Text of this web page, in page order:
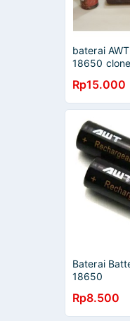
baterai
18650 clone
Rp15.000
Baterai
18650
Rp8.500